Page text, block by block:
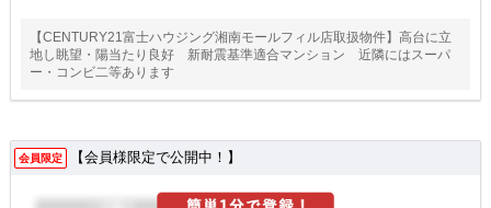
【CENTURY21富士ハウジング湘南モールフィル店取扱物件】高台に立
地し眺望・陽当たり良好 新耐震基準適合マンション 近隣にはスーパ
ー・コンビ二等あります
会員限定 【会員様限定で公開中！】